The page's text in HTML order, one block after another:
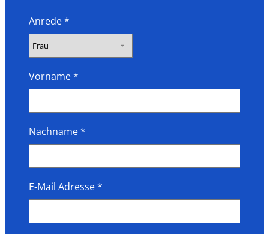
Anrede*
Vorname*
Nachname*
E-Mail Adresse*